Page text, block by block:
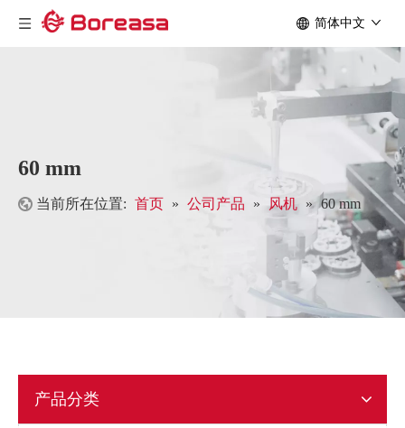
简体中文
60 mm
当前所在位置: 首页 » 公司产品 » 风机 » 60 mm
产品分类